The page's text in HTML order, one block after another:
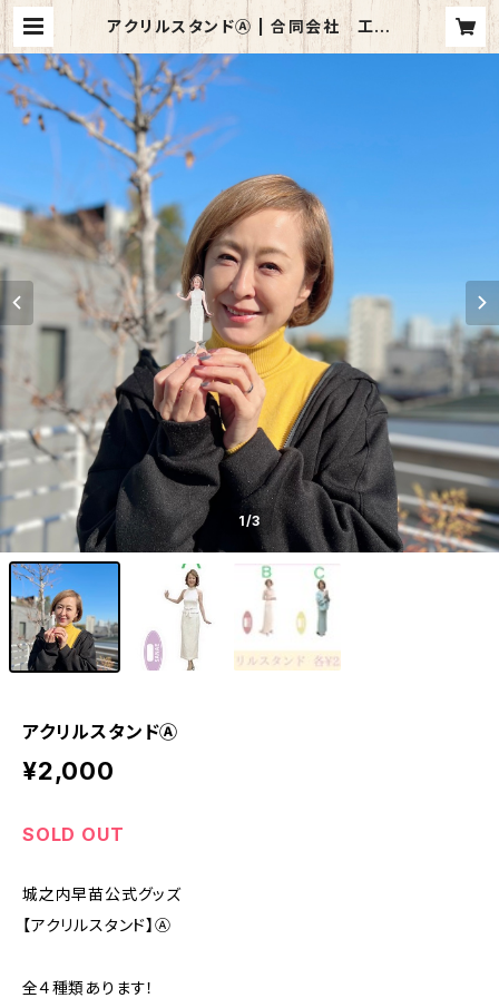
アクリルスタンドⒶ | 合同会社 工房
３７３
1/3
アクリルスタンドⒶ
¥2,000
SOLD OUT
城之内早苗公式グッズ
【アクリルスタンド】Ⓐ
全４種類あります！